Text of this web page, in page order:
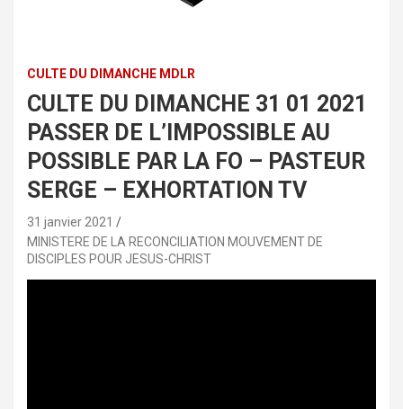
CULTE DU DIMANCHE MDLR
CULTE DU DIMANCHE 31 01 2021
PASSER DE L’IMPOSSIBLE AU
POSSIBLE PAR LA FO – PASTEUR
SERGE – EXHORTATION TV
31 janvier 2021
MINISTERE DE LA RECONCILIATION MOUVEMENT DE
DISCIPLES POUR JESUS-CHRIST